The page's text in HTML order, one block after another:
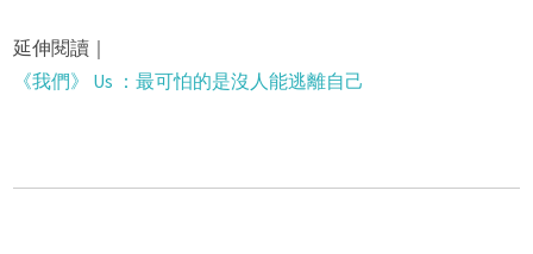
延伸閱讀｜
《我們》 Us ：最可怕的是沒人能逃離自己